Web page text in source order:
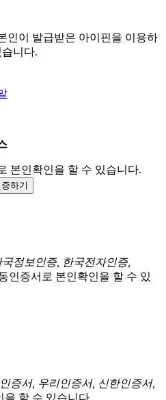
인이 발급받은 아이핀을 이용하
니다.
본인확인을 할 수 있습니다.
하기
정보인증, 한국전자인증,
인증서로 본인확인을 할 수 있
증서, 우리인증서, 신한인증서,